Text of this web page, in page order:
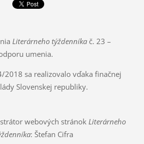
Literárneho týždenníkač. 23 –
umenia.
2018 sa realizovalo vďaka finačnej
Slovenskej republiky.
webových stránok Literárneho
: Štefan Cifra